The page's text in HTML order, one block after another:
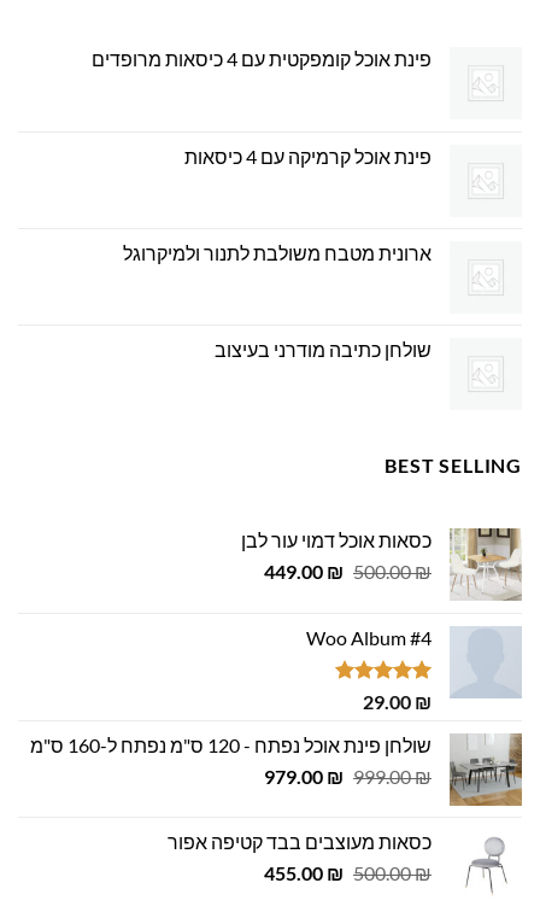
פינת אוכל קומפקטית עם 4 כיסאות מרופדים
פינת אוכל קרמיקה עם 4 כיסאות
ארונית מטבח משולבת לתנור ולמיקרוגל
שולחן כתיבה מודרני בעיצוב
BEST SELLING
כסאות אוכל דמוי עור לבן
500.00₪
המחיר
500.00 ₪.
449.00 ₪
המחיר
Woo Album #4
דורג5.00
29.00 ₪
שולחן פינת אוכל נפתח - 120 ס"מ נפתח ל-160 ס"מ
999.00₪
המחיר
999.00 ₪.
979.00 ₪
המחיר
979.00 ₪.
כסאות מעוצבים בבד קטיפה אפור
500.00₪
המחיר
455.00 ₪
המחיר